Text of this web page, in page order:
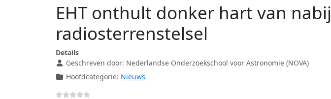
EHT onthult donker hart van nabij
radiosterrenstelsel
Details
Geschreven door: Nederlandse Onderzoekschool voor Astronomie (NOVA)
Hoofdcategorie: Nieuws